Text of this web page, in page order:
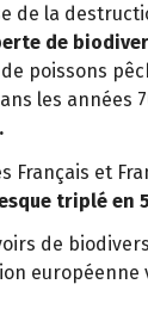
de la
de
poissons
les années
et
triplé en
de
européenne